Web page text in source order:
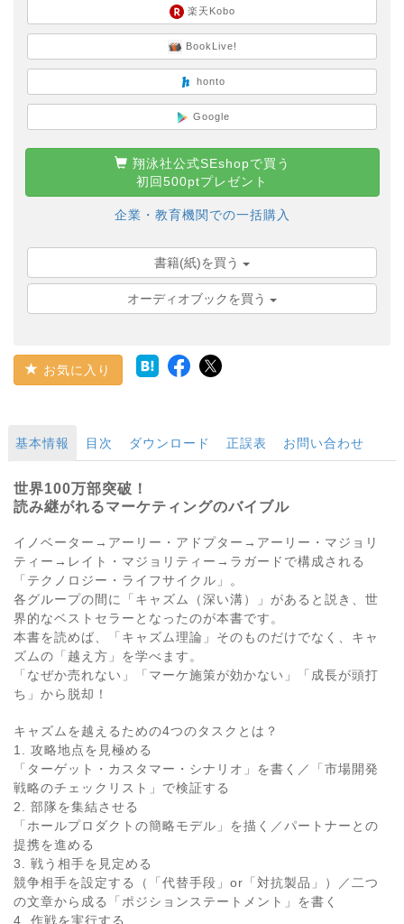
楽天Kobo
BookLive!
honto
Google
翔泳社公式SEshopで買う
初回500ptプレゼント
企業・教育機関での一括購入
書籍(紙)を買う
オーディオブックを買う
お気に入り
基本情報 目次 ダウンロード 正誤表 お問い合わせ
世界100万部突破！
読み継がれるマーケティングのバイブル
イノベーター→アーリー・アドプター→アーリー・マジョリ
ティー→レイト・マジョリティー→ラガードで構成される
「テクノロジー・ライフサイクル」。
各グループの間に「キャズム（深い溝）」があると説き、世
界的なベストセラーとなったのが本書です。
本書を読めば、「キャズム理論」そのものだけでなく、キャ
ズムの「越え方」を学べます。
「なぜか売れない」「マーケ施策が効かない」「成長が頭打
ち」から脱却！
キャズムを越えるための4つのタスクとは？
1. 攻略地点を見極める
「ターゲット・カスタマー・シナリオ」を書く／「市場開発
戦略のチェックリスト」で検証する
2. 部隊を集結させる
「ホールプロダクトの簡略モデル」を描く／パートナーとの
提携を進める
3. 戦う相手を見定める
競争相手を設定する（「代替手段」or「対抗製品」）／二つ
の文章から成る「ポジションステートメント」を書く
4. 作戦を実行する